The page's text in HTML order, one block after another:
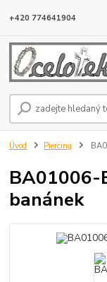
+420 774641904
Úvod Piercing
BA01006-
banánek